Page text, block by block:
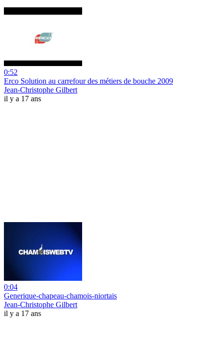
0:52
Erco Solution au carrefour des métiers de bouche 2009
Jean-Christophe Gilbert
il y a 17 ans
0:04
Generique-chapeau-chamois-niortais
Jean-Christophe Gilbert
il y a 17 ans